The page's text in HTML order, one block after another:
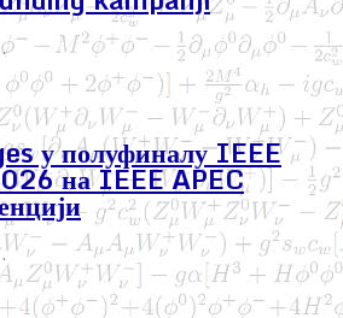
у полуфиналу IEEE
на IEEE APEC